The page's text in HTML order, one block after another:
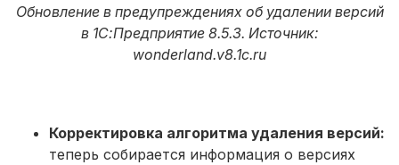
Обновление в предупреждениях об удалении версий
в 1С:Предприятие 8.5.3. Источник:
wonderland.v8.1c.ru
Корректировка алгоритма удаления версий:
теперь собирается информация о версиях